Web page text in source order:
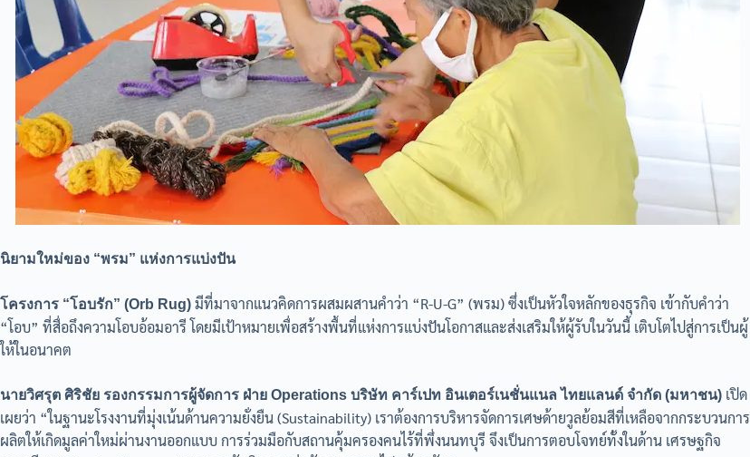
นิยามใหม่ของ “พรม” แห่งการแบ่งปัน
โครงการ “โอบรัก” (Orb Rug) มีที่มาจากแนวคิดการผสมผสานคำว่า “R-U-G” (พรม) ซึ่งเป็นหัวใจหลักของธุรกิจ เข้ากับคำว่า
“โอบ” ที่สื่อถึงความโอบอ้อมอารี โดยมีเป้าหมายเพื่อสร้างพื้นที่แห่งการแบ่งปันโอกาสและส่งเสริมให้ผู้รับในวันนี้ เติบโตไปสู่การเป็นผู้
ให้ในอนาคต
นายวิศรุต ศิริชัย รองกรรมการผู้จัดการ ฝ่าย Operations บริษัท คาร์เปท อินเตอร์เนชั่นแนล ไทยแลนด์ จำกัด (มหาชน) เปิด
เผยว่า “ในฐานะโรงงานที่มุ่งเน้นด้านความยั่งยืน (Sustainability) เราต้องการบริหารจัดการเศษด้ายวูลย้อมสีที่เหลือจากกระบวนการ
ผลิตให้เกิดมูลค่าใหม่ผ่านงานออกแบบ การร่วมมือกับสถานคุ้มครองคนไร้ที่พึ่งนนทบุรี จึงเป็นการตอบโจทย์ทั้งในด้าน เศรษฐกิจ